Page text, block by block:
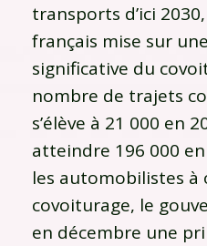
transports d’ici
français mise sur
significative du
nombre de trajets
s’élève à 21 000 en
atteindre 196 000
les automobilistes
covoiturage, le
en décembre une